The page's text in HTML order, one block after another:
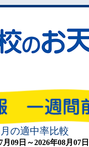
の適中率比較
09日～2026年08月07